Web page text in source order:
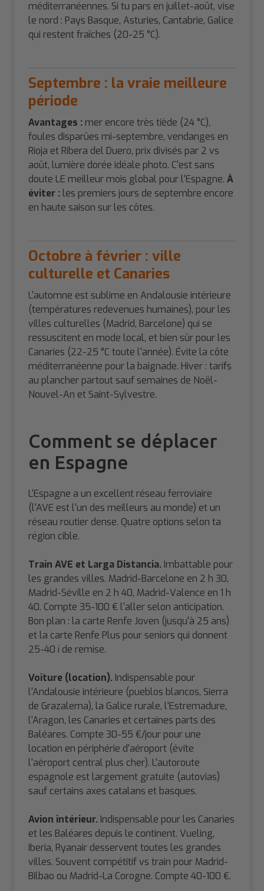
méditerranéennes. Si tu pars en juillet-août, vise
le nord : Pays Basque, Asturies, Cantabrie, Galice
qui restent fraîches (20-25 °C).
Septembre : la vraie meilleure
période
Avantages : mer encore très tiède (24 °C),
foules disparûes mi-septembre, vendanges en
Rioja et Ribera del Duero, prix divisés par 2 vs
août, lumière dorée idéale photo. C'est sans
doute LE meilleur mois global pour l'Espagne. À
éviter : les premiers jours de septembre encore
en haute saison sur les côtes.
Octobre à février : ville
culturelle et Canaries
L'automne est sublime en Andalousie intérieure
(températures redevenues humaines), pour les
villes culturelles (Madrid, Barcelone) qui se
ressuscitent en mode local, et bien sûr pour les
Canaries (22-25 °C toute l'année). Évite la côte
méditerranéenne pour la baignade. Hiver : tarifs
au plancher partout sauf semaines de Noël-
Nouvel-An et Saint-Sylvestre.
Comment se déplacer
en Espagne
L'Espagne a un excellent réseau ferroviaire
(l'AVE est l'un des meilleurs au monde) et un
réseau routier dense. Quatre options selon ta
région cible.
Train AVE et Larga Distancia. Imbattable pour
les grandes villes. Madrid-Barcelone en 2 h 30,
Madrid-Séville en 2 h 40, Madrid-Valence en 1 h
40. Compte 35-100 € l'aller selon anticipation.
Bon plan : la carte Renfe Joven (jusqu'à 25 ans)
et la carte Renfe Plus pour seniors qui donnent
25-40 í de remise.
Voiture (location). Indispensable pour
l'Andalousie intérieure (pueblos blancos, Sierra
de Grazalema), la Galice rurale, l'Estremadure,
l'Aragon, les Canaries et certaines parts des
Baléares. Compte 30-55 €/jour pour une
location en périphérie d'aéroport (évite
l'aéroport central plus cher). L'autoroute
espagnole est largement gratuite (autovias)
sauf certains axes catalans et basques.
Avion intérieur. Indispensable pour les Canaries
et les Baléares depuis le continent. Vueling,
Iberia, Ryanair desservent toutes les grandes
villes. Souvent compétitif vs train pour Madrid-
Bilbao ou Madrid-La Corogne. Compte 40-100 €.